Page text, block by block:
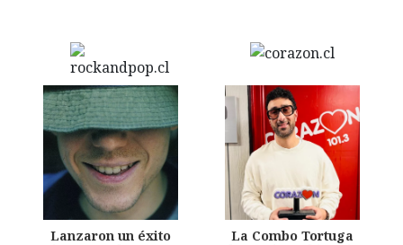
Lanzaron un éxito
La Combo Tortuga